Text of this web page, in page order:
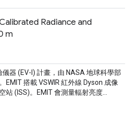
Radiance and
m
器 (EV-I) 計畫，由 NASA 地球科學部
EMIT 搭載 VSWIR 紅外線 Dyson 成像
站 (ISS)。EMIT 會測量輻射亮度…